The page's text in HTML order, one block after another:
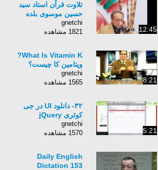
12:45
تلاوت قرآن استاد سید
حسین موسوی بلده
gnetchi
1821 مشاهده
8:21
What Is Vitamin K?
ویتامین کا چیست؟
gnetchi
1565 مشاهده
5:21
۳۲- دانلود UI در جی
کوئری jQuery
gnetchi
1570 مشاهده
Daily English
Dictation 153